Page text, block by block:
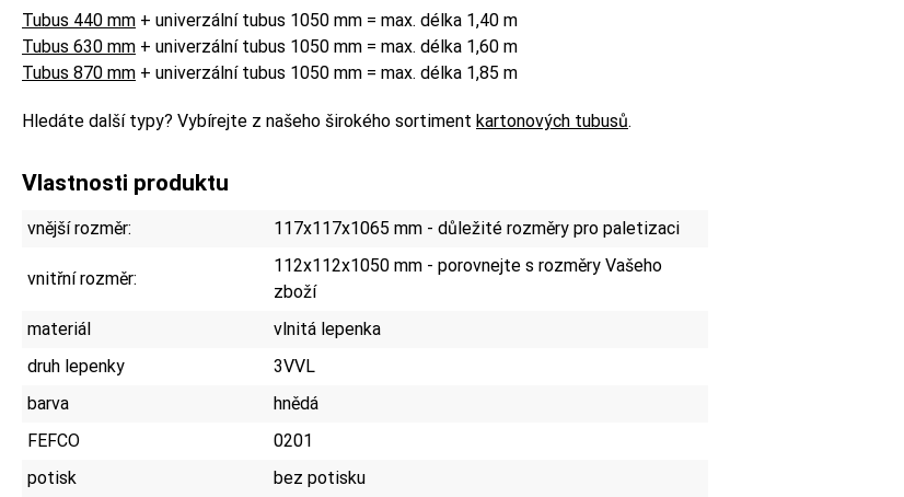
Tubus 440 mm + univerzální tubus 1050 mm = max. délka 1,40 m
Tubus 630 mm + univerzální tubus 1050 mm = max. délka 1,60 m
Tubus 870 mm + univerzální tubus 1050 mm = max. délka 1,85 m
Hledáte další typy? Vybírejte z našeho širokého sortiment kartonových tubusů.
Vlastnosti produktu
vnější rozměr: 117x117x1065 mm - důležité rozměry pro paletizaci
vnitřní rozměr:
112x112x1050 mm - porovnejte s rozměry Vašeho
zboží
materiál
vlnitá lepenka
druh lepenky
3VVL
barva
hnědá
FEFCO
0201
potisk
bez potisku